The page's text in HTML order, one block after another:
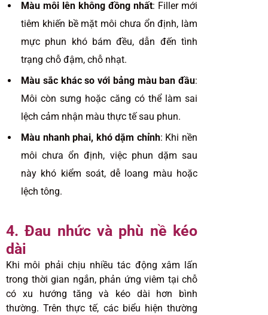
Màu môi lên không đồng nhất: Filler mới
tiêm khiến bề mặt môi chưa ổn định, làm
mực phun khó bám đều, dẫn đến tình
trạng chỗ đậm, chỗ nhạt.
Màu sắc khác so với bảng màu ban đầu:
Môi còn sưng hoặc căng có thể làm sai
lệch cảm nhận màu thực tế sau phun.
Màu nhanh phai, khó dặm chỉnh: Khi nền
môi chưa ổn định, việc phun dặm sau
này khó kiểm soát, dễ loang màu hoặc
lệch tông.
4. Đau nhức và phù nề kéo
dài
Khi môi phải chịu nhiều tác động xâm lấn
trong thời gian ngắn, phản ứng viêm tại chỗ
có xu hướng tăng và kéo dài hơn bình
thường. Trên thực tế, các biểu hiện thường